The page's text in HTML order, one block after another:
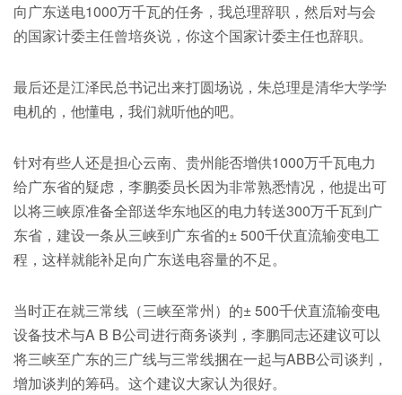
向广东送电1000万千瓦的任务，我总理辞职，然后对与会
的国家计委主任曾培炎说，你这个国家计委主任也辞职。
最后还是江泽民总书记出来打圆场说，朱总理是清华大学学
电机的，他懂电，我们就听他的吧。
针对有些人还是担心云南、贵州能否增供1000万千瓦电力
给广东省的疑虑，李鹏委员长因为非常熟悉情况，他提出可
以将三峡原准备全部送华东地区的电力转送300万千瓦到广
东省，建设一条从三峡到广东省的± 500千伏直流输变电工
程，这样就能补足向广东送电容量的不足。
当时正在就三常线（三峡至常州）的± 500千伏直流输变电
设备技术与A B B公司进行商务谈判，李鹏同志还建议可以
将三峡至广东的三广线与三常线捆在一起与ABB公司谈判，
增加谈判的筹码。这个建议大家认为很好。